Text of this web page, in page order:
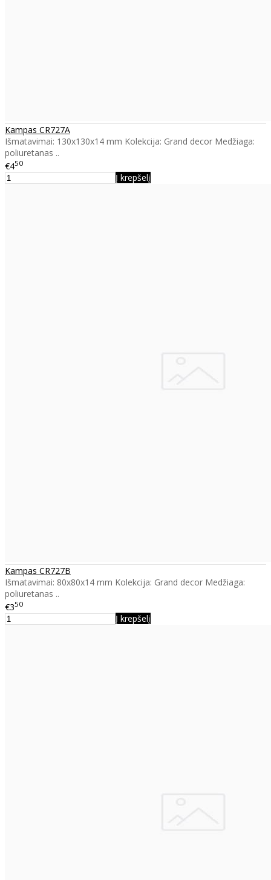
Kampas CR727A
Išmatavimai: 130x130x14 mm Kolekcija: Grand decor Medžiaga:
poliuretanas ..
€450
Į krepšelį
Kampas CR727B
Išmatavimai: 80x80x14 mm Kolekcija: Grand decor Medžiaga:
poliuretanas ..
€350
Į krepšelį